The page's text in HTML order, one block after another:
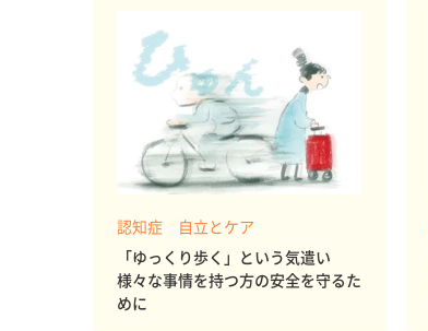
認知症 自立とケア
「ゆっくり歩く」という気遣い
様々な事情を持つ方の安全を守るた
めに